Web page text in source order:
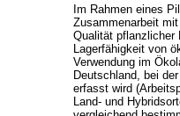
Im Rahmen eines
Zusammenarbeit
Qualität pflanzlicher
Lagerfähigkeit von
Verwendung im
Deutschland, bei
erfasst wird
Land- und